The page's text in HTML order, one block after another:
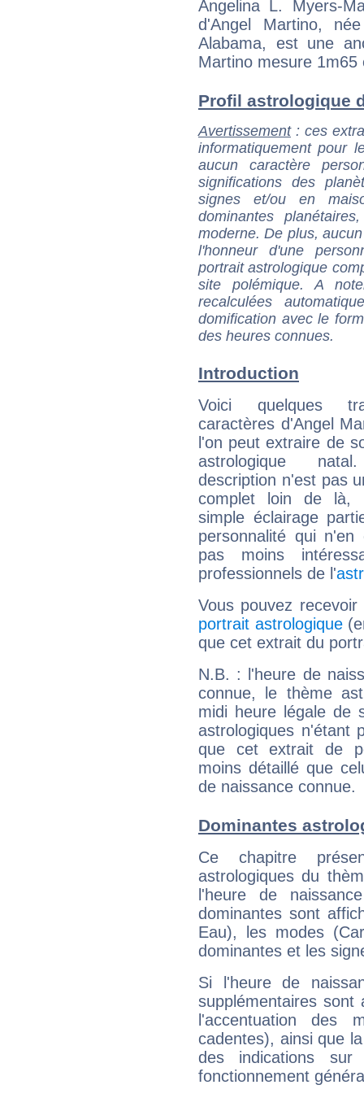
Angelina L. Myers-
d'Angel Martino,
Alabama, est une
Martino mesure 1m65
Profil astrologique
Avertissement: ces
informatiquement pour
aucun caractère
significations des
signes et/ou en
dominantes
moderne. De plus,
l'honneur d'une
portrait astrologique
site polémique. A
recalculées
domification avec le
des heures connues.
Introduction
Voici quelques
caractères d'Angel
l'on peut extraire de
astrologique
description n'est pas
complet loin de là,
simple éclairage
personnalité qui n'en
pas moins
professionnels de l'
Vous pouvez
portrait astrologique
que cet extrait du
N.B. : l'heure de
connue, le thème
midi heure légale de
astrologiques n'étant
que cet extrait de
moins détaillé que
de naissance connue.
Dominantes
Ce chapitre
astrologiques du
l'heure de
dominantes sont
Eau), les modes
dominantes et les
Si l'heure de
supplémentaires sont
l'accentuation des
cadentes), ainsi que
des indications sur
fonctionnement